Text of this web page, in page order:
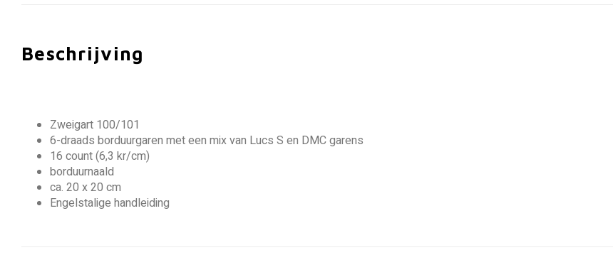
Beschrijving
Zweigart 100/101
6-draads borduurgaren met een mix van Lucs S en DMC garens
16 count (6,3 kr/cm)
borduurnaald
ca. 20 x 20 cm
Engelstalige handleiding